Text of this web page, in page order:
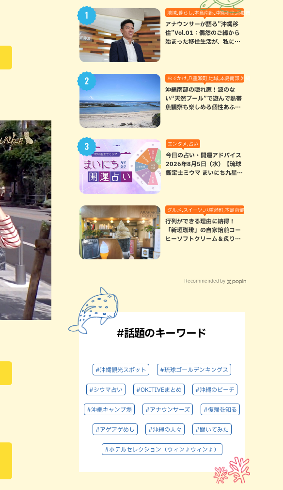
地域,暮らし,本島南部,沖縄移住,那覇市
アナウンサーが語る”沖縄移
住”Vol.01：偶然のご縁から
始まった移住生活が、私にと
おでかけ,八重瀬町,地域,本島南部,沖縄の海,自然
沖縄南部の隠れ家！波のな
い“天然プール”で遊んで熱帯
魚観察も楽しめる個性あふれ
エンタメ,占い
今日の占い・開運アドバイス
2026年8月5日（水）【琉球
鑑定士ミウマ まいにち九星気
グルメ,スイーツ,八重瀬町,本島南部
行列ができる理由に納得！
「新垣珈琲」の自家焙煎コー
ヒーソフトクリーム＆炙りマ
Recommended by
#話題のキーワード
#沖縄観光スポット #琉球ゴールデンキングス
#シウマ占い #OKITIVEまとめ #沖縄のビーチ
#沖縄キャンプ場 #アナウンサーズ #復帰を知る
#アゲアゲめし #沖縄の人々 #聞いてみた
#ホテルセレクション（ウィン♪ウィン♪）